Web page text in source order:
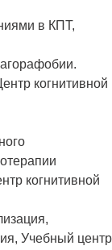
в КПТ,
когнитивной
когнитивной
Учебный центр